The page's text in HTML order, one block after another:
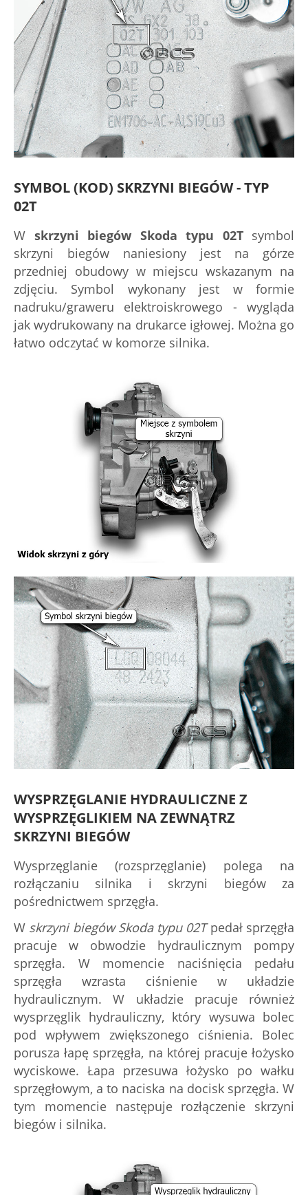
SYMBOL (KOD) SKRZYNI BIEGÓW - TYP
02T
W skrzyni biegów Skoda typu 02Tsymbol
skrzyni biegów naniesiony jest na górze
przedniej obudowy w miejscu wskazanym na
zdjęciu. Symbol wykonany jest w formie
nadruku/graweru elektroiskrowego - wygląda
jak wydrukowany na drukarce igłowej. Można go
łatwo odczytać w komorze silnika.
WYSPRZĘGLANIE HYDRAULICZNE Z
WYSPRZĘGLIKIEM NA ZEWNĄTRZ
SKRZYNI BIEGÓW
Wysprzęglanie (rozsprzęglanie) polega na
rozłączaniu silnika i skrzyni biegów za
pośrednictwem sprzęgła.
W skrzyni biegów Skoda typu 02Tpedał sprzęgła
pracuje w obwodzie hydraulicznym pompy
sprzęgła. W momencie naciśnięcia pedału
sprzęgła wzrasta ciśnienie w układzie
hydraulicznym. W układzie pracuje również
wysprzęglik hydrauliczny, który wysuwa bolec
pod wpływem zwiększonego ciśnienia. Bolec
porusza łapę sprzęgła, na której pracuje łożysko
wyciskowe. Łapa przesuwa łożysko po wałku
sprzęgłowym, a to naciska na docisk sprzęgła. W
tym momencie następuje rozłączenie skrzyni
biegów i silnika.